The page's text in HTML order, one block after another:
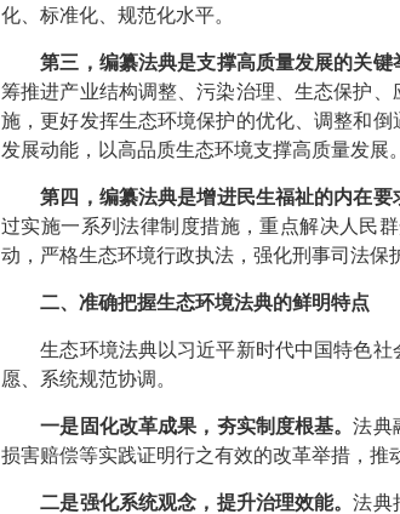
化、标准化、规范化水平。
第三，编纂法典是支撑高质量发展的关键
筹推进产业结构调整、污染治理、生态保护
施，更好发挥生态环境保护的优化、调整和
发展动能，以高品质生态环境支撑高质量发展。
第四，编纂法典是增进民生福祉的内在要
过实施一系列法律制度措施，重点解决人民
动，严格生态环境行政执法，强化刑事司法保
二、准确把握生态环境法典的鲜明特点
生态环境法典以习近平新时代中国特色社
愿、系统规范协调。
一是固化改革成果，夯实制度根基。法典
损害赔偿等实践证明行之有效的改革举措，推
二是强化系统观念，提升治理效能。法典